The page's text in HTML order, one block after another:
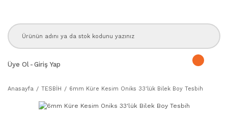
Üye Ol - Giriş Yap
Anasayfa TESBİH 6mm Küre Kesim Oniks 33'lük Bilek Boy Tesbih